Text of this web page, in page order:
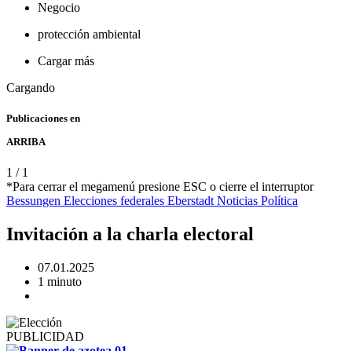
Negocio
protección ambiental
Cargar más
Cargando
Publicaciones en
ARRIBA
1 / 1
*Para cerrar el megamenú presione ESC o cierre el interruptor
Bessungen Elecciones federales Eberstadt Noticias Política
Invitación a la charla electoral
07.01.2025
1 minuto
PUBLICIDAD